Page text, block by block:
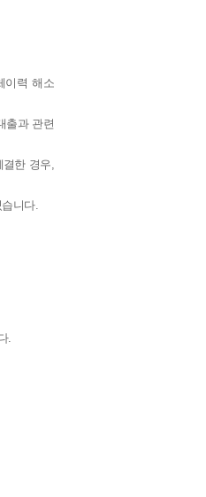
이력 해소
출과 관련
결한 경우,
니다.
.